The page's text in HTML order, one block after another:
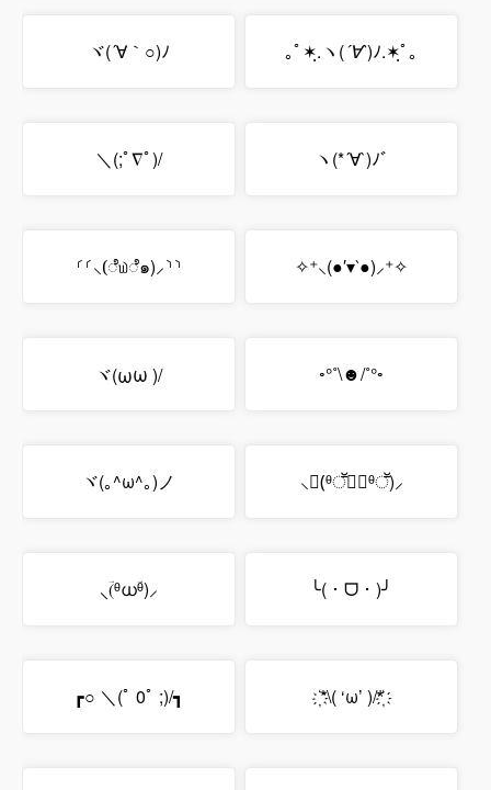
ヾ(´∀｀○)ﾉ ｡ﾟ✶ฺ.ヽ(´∀`)ﾉ.✶ฺﾟ｡
＼(;ﾟ∇ﾟ)/ ヽ(*´∀`)ﾉﾞ
⸂⸂⸜(ೆ௰ೆ๑)⸝⸃⸃ ✧⁺⸜(●′▾‵●)⸝⁺✧
ヾ(ωω )/ ◦°˚\☻/˚°◦
ヾ(｡^ω^｡)ノ ⸜(ّᶿॕധّᶿॕ)⸝
⸜(ؔᶿധؔᶿ)⸝ ╰( ･ ᗜ ･ )╯
┏○ ＼(ﾟ 0ﾟ ;)/┓ ҉*\( ‘ω’ )/*҉